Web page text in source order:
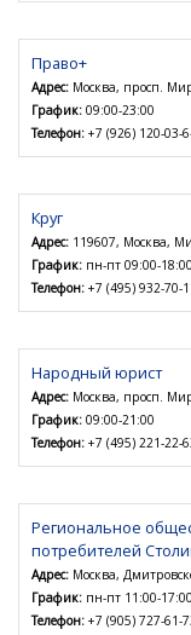
Право+
Адрес: Москва, просп.
График: 09:00-23:00
Телефон: +7 (926) 120-03-
Круг
Адрес: 119607, Москва,
График: пн-пт 09:00-18:00
Телефон: +7 (495) 932-70-
Народный юрист
Адрес: Москва, просп.
График: 09:00-21:00
Телефон: +7 (495) 221-22-
Региональное
потребителей
Адрес: Москва,
График: пн-пт 11:00-17:00
Телефон: +7 (905) 727-61-